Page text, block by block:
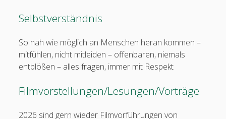
Selbstverständnis
So nah wie möglich an Menschen heran kommen –
mitfühlen, nicht mitleiden – offenbaren, niemals
entblößen – alles fragen, immer mit Respekt
Filmvorstellungen/Lesungen/Vorträge
2026 sind gern wieder Filmvorführungen von